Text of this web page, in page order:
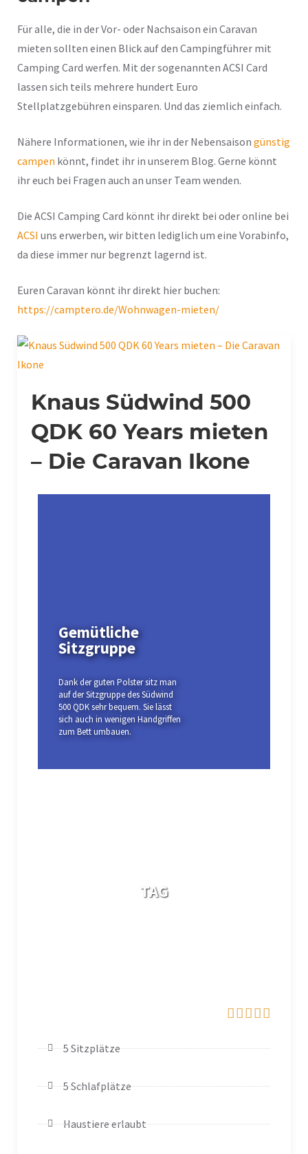
Für alle, die in der Vor- oder Nachsaison ein Caravan
mieten sollten einen Blick auf den Campingführer mit
Camping Card werfen. Mit der sogenannten ACSI Card
lassen sich teils mehrere hundert Euro
Stellplatzgebühren einsparen. Und das ziemlich einfach.
Nähere Informationen, wie ihr in der Nebensaison günstig
campen könnt, findet ihr in unserem Blog. Gerne könnt
ihr euch bei Fragen auch an unser Team wenden.
Die ACSI Camping Card könnt ihr direkt bei oder online bei
ACSI uns erwerben, wir bitten lediglich um eine Vorabinfo,
da diese immer nur begrenzt lagernd ist.
Euren Caravan könnt ihr direkt hier buchen:
https://camptero.de/Wohnwagen-mieten/
Knaus Südwind 500
QDK 60 Years mieten
– Die Caravan Ikone
Gemütliche
Sitzgruppe
Dank der guten Polster sitz man
auf der Sitzgruppe des Südwind
500 QDK sehr bequem. Sie lässt
sich auch in wenigen Handgriffen
zum Bett umbauen.
TAG
    
5 Sitzplätze
5 Schlafplätze
Haustiere erlaubt